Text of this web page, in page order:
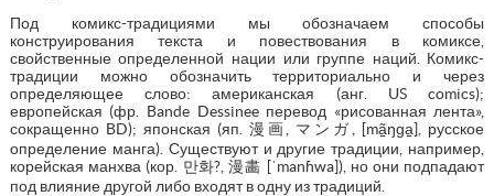
Под комикс-традициями мы обозначаем способы
конструирования текста и повествования в комиксе,
свойственные определенной нации или группе наций. Комикс-
традиции можно обозначить территориально и через
определяющее слово: американская (анг. US comics);
европейская (фр. Bande Dessinee перевод «рисованная лента»,
сокращенно BD); японская (яп. 漫画, マンガ, [mã̠ŋɡa̠], русское
определение манга). Существуют и другие традиции, например,
корейская манхва (кор. 만화?, 漫畵 [ˈmanɦwa]), но они подпадают
под влияние другой либо входят в одну из традиций.